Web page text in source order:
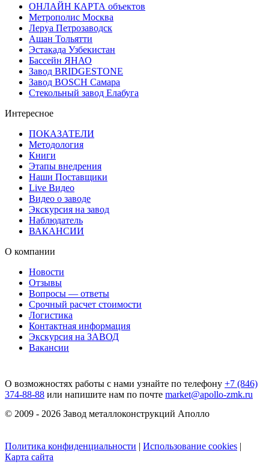
ОНЛАЙН КАРТА объектов
Метрополис Москва
Леруа Петрозаводск
Ашан Тольятти
Эстакада Узбекистан
Бассейн ЯНАО
Завод BRIDGESTONE
Завод BOSCH Самара
Стекольный завод Елабуга
Интересное
ПОКАЗАТЕЛИ
Методология
Книги
Этапы внедрения
Наши Поставщики
Live Видео
Видео о заводе
Экскурсия на завод
Наблюдатель
ВАКАНСИИ
О компании
Новости
Отзывы
Вопросы — ответы
Срочный расчет стоимости
Логистика
Контактная информация
Экскурсия на ЗАВОД
Вакансии
О возможностях работы с нами узнайте по телефону +7 (846)
374-88-88 или напишите нам по почте market@apollo-zmk.ru
© 2009 - 2026 Завод металлоконструкций Аполло
Политика конфиденциальности | Использование cookies |
Карта сайта